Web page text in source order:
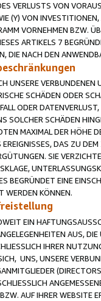
VERLUSTS VON
(Y) VON
VORNEHMEN BZW.
ARTIKELS 7
DIE NACH DEN
UNSERE
SCHÄDEN ODER
ODER
SOLCHER SCHÄDEN
MAXIMAL DER HÖHE
DAS ZU
SIE
BEGRÜNDET EINE
WERDEN KÖNNEN.
EIN
AUS,
IHRER
UNS, UNSERE
AUF IHRER WEBSITE